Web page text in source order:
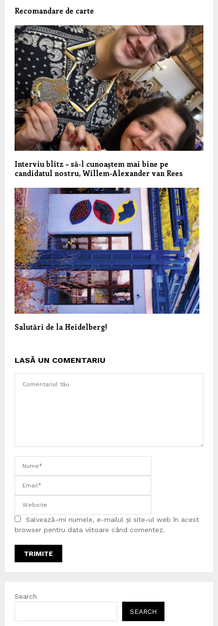
Recomandare de carte
Interviu blitz – să-l cunoaștem mai bine pe
candidatul nostru, Willem-Alexander van Rees
Salutări de la Heidelberg!
LASĂ UN COMENTARIU
Salvează-mi numele, e-mailul și site-ul web în acest
browser pentru data viitoare când comentez.
Search
SEARCH